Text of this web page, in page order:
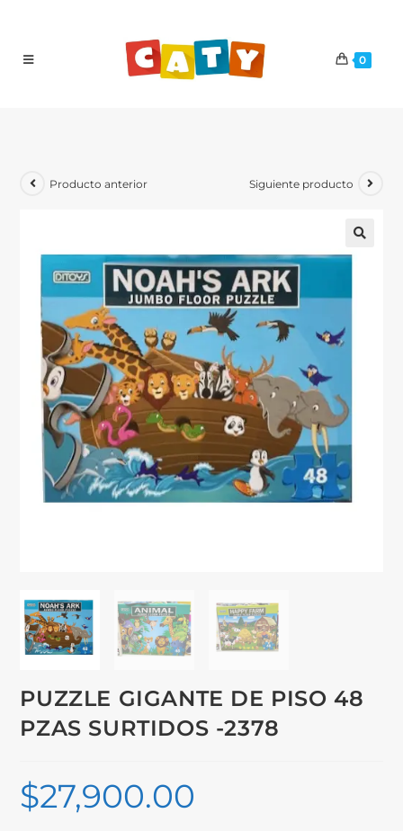
0
Producto anterior Siguiente producto
PUZZLE GIGANTE DE PISO 48
PZAS SURTIDOS -2378
$27,900.00